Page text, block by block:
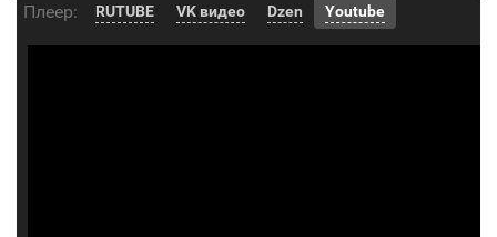
Плеер: RUTUBE VK видео Dzen Youtube